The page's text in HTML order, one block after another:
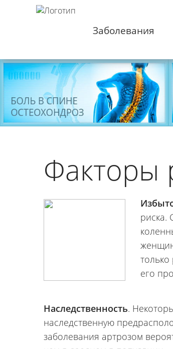
Заболевания
Факторы
риска.
его
Наследственность.
наследственную
заболевания артрозом